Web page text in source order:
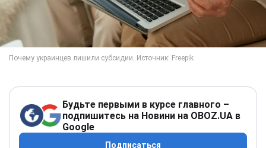
Будьте первыми в курсе главного –
подпишитесь на Новини на OBOZ.UA в
Google
Подписаться